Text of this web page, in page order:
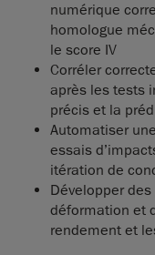
numérique
homologue
le score IV
Corréler
après les tests
précis et la
Automatiser
essais
itération de
Développer
déformation et
rendement et